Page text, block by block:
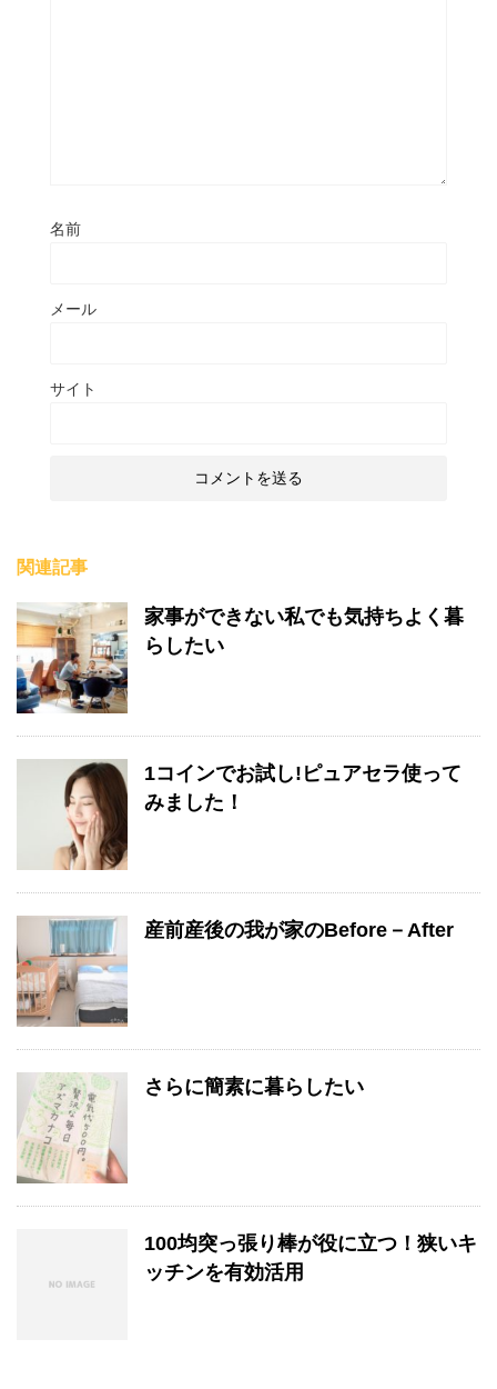
名前
メール
サイト
関連記事
家事ができない私でも気持ちよく暮
らしたい
1コインでお試し!ピュアセラ使って
みました！
産前産後の我が家のBefore－After
さらに簡素に暮らしたい
100均突っ張り棒が役に立つ！狭いキ
ッチンを有効活用